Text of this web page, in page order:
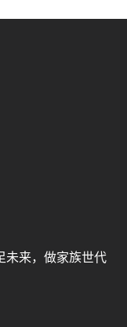
未来，做家族世代